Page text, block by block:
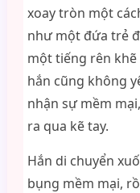
xoay tròn một
như một đứa trẻ
một tiếng rên khẽ
hắn cũng không
nhận sự mềm
ra qua kẽ tay.
Hắn di chuyển
bụng mềm mại,